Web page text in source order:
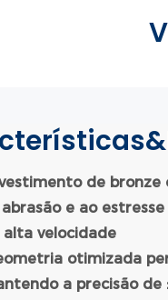
de bronze
e ao
velocidade
otimizada
a precisão de